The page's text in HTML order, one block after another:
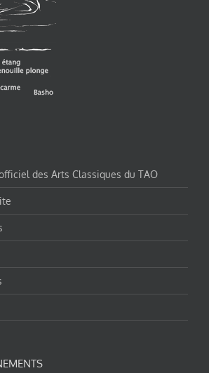
des Arts Classiques du TAO